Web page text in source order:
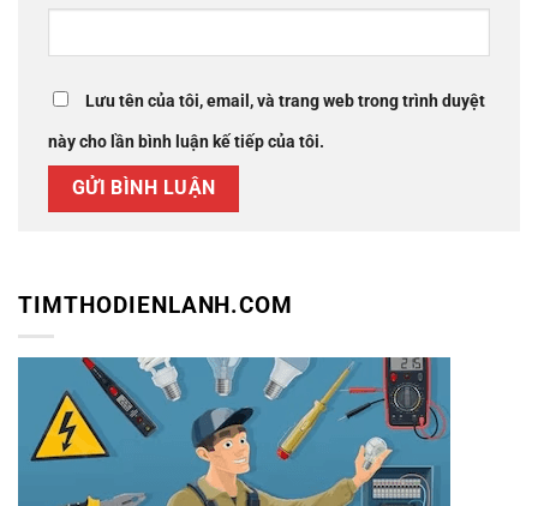
Lưu tên của tôi, email, và trang web trong trình duyệt
này cho lần bình luận kế tiếp của tôi.
TIMTHODIENLANH.COM